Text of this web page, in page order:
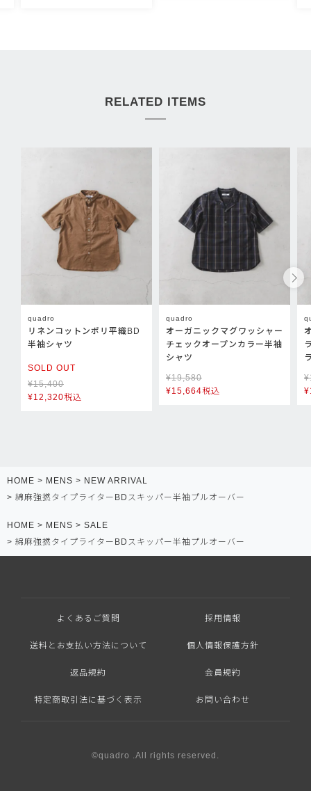
RELATED ITEMS
quadro
リネンコットンポリ平織BD
半袖シャツ
SOLD OUT
¥15,400
¥12,320税込
quadro
オーガニックマグワッシャー
チェックオープンカラー半袖
シャツ
¥19,580
¥15,664税込
¥
¥
HOME MENS
NEW ARRIVAL
綿麻強撚タイプライターBDスキッパー半袖プルオーバー
HOME MENS
SALE
綿麻強撚タイプライターBDスキッパー半袖プルオーバー
よくあるご質問 採用情報
送料とお支払い方法について 個人情報保護方針
返品規約 会員規約
特定商取引法に基づく表示 お問い合わせ
©quadro .All rights reserved.